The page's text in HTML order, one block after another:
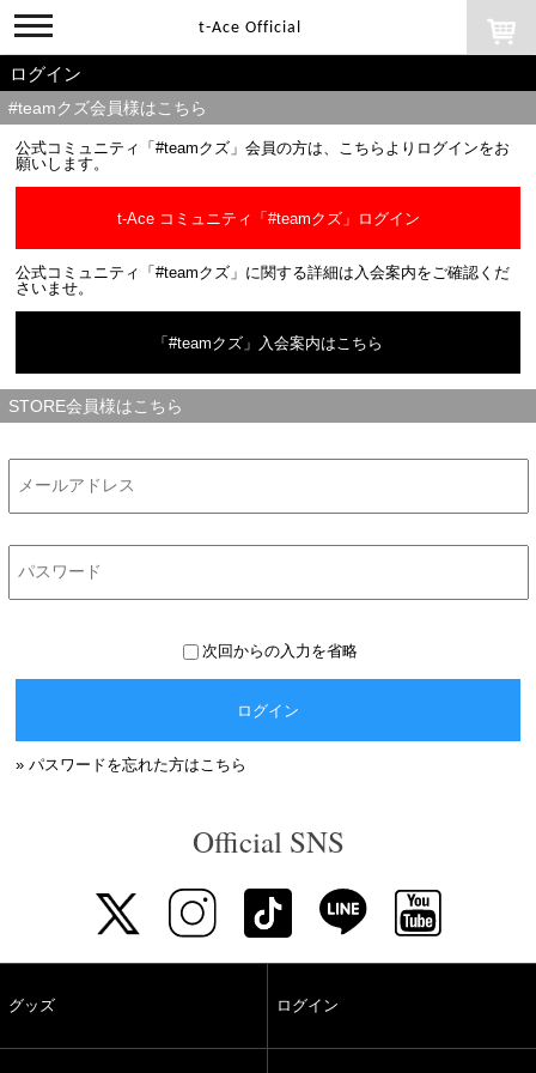
toggle
navigation
t-Ace Official
ログイン
#teamクズ会員様はこちら
公式コミュニティ「#teamクズ」会員の方は、こちらよりログインをお
願いします。
t-Ace コミュニティ「#teamクズ」ログイン
公式コミュニティ「#teamクズ」に関する詳細は入会案内をご確認くだ
さいませ。
「#teamクズ」入会案内はこちら
STORE会員様はこちら
次回からの入力を省略
ログイン
» パスワードを忘れた方はこちら
Official SNS
グッズ ログイン